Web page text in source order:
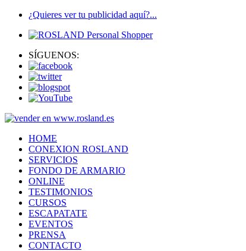
¿Quieres ver tu publicidad aquí?...
SÍGUENOS:
HOME
CONEXION ROSLAND
SERVICIOS
FONDO DE ARMARIO
ONLINE
TESTIMONIOS
CURSOS
ESCAPATATE
EVENTOS
PRENSA
CONTACTO